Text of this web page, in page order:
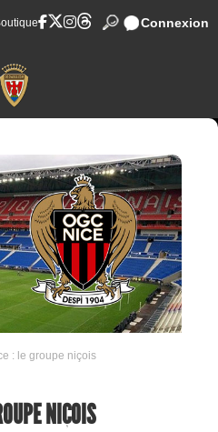
Connexion
: le groupe niçois
NIÇOIS